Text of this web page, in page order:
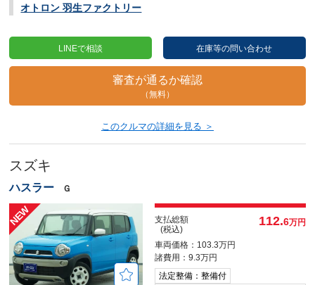
オトロン 羽生ファクトリー
LINEで相談 在庫等の問い合わせ
審査が通るか確認
（無料）
このクルマの詳細を見る ＞
スズキ
ハスラー Ｇ
支払総額
(税込)
112.6万円
車両価格：103.3万円
諸費用：9.3万円
法定整備：整備付